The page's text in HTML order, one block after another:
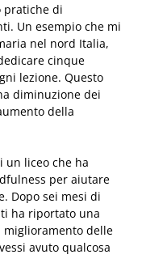
pratiche di
Un esempio che mi
nel nord Italia,
cinque
lezione. Questo
diminuzione dei
della
un liceo che ha
per aiutare
Dopo sei mesi di
ha riportato una
miglioramento delle
avuto qualcosa